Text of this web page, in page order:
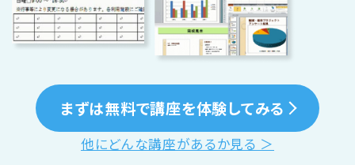
まずは無料で講座を体験してみる
他にどんな講座があるか見る ＞